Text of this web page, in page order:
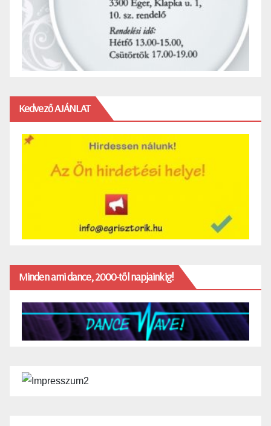
Kedvező AJÁNLAT
Minden ami dance, 2000-től napjainkig!